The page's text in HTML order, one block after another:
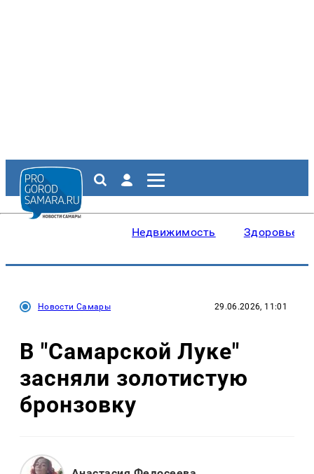
Недвижимость Здоровье
Новости Самары 29.06.2026, 11:01
В "Самарской Луке"
засняли золотистую
бронзовку